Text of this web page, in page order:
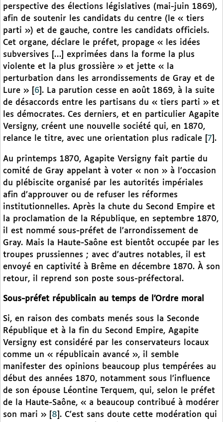
perspective des élections législatives (mai-juin 1869),
afin de soutenir les candidats du centre (le « tiers
parti ») et de gauche, contre les candidats officiels.
Cet organe, déclare le préfet, propage « les idées
subversives […] exprimées dans la forme la plus
violente et la plus grossière » et jette « la
perturbation dans les arrondissements de Gray et de
Lure »
6 . La parution cesse en août 1869, à la suite
de désaccords entre les partisans du « tiers parti » et
les démocrates. Ces derniers, et en particulier Agapite
Versigny, créent une nouvelle société qui, en 1870,
relance le titre, avec une orientation plus radicale
7 .
Au printemps 1870, Agapite Versigny fait partie du
comité de Gray appelant à voter « non » à l’occasion
du plébiscite organisé par les autorités impériales
afin d’approuver ou de refuser les réformes
institutionnelles. Après la chute du Second Empire et
la proclamation de la République, en septembre 1870,
il est nommé sous-préfet de l’arrondissement de
Gray. Mais la Haute-Saône est bientôt occupée par les
troupes prussiennes ; avec d’autres notables, il est
envoyé en captivité à Brême en décembre 1870. À son
retour, il reprend son poste sous-préfectoral.
Sous-préfet républicain au temps de l’Ordre moral
Si, en raison des combats menés sous la Seconde
République et à la fin du Second Empire, Agapite
Versigny est considéré par les conservateurs locaux
comme un « républicain avancé », il semble
manifester des opinions beaucoup plus tempérées au
début des années 1870, notamment sous l’influence
de son épouse Léontine Terquem, qui, selon le préfet
de la Haute-Saône, « a beaucoup contribué à modérer
son mari »
8 . C’est sans doute cette modération qui